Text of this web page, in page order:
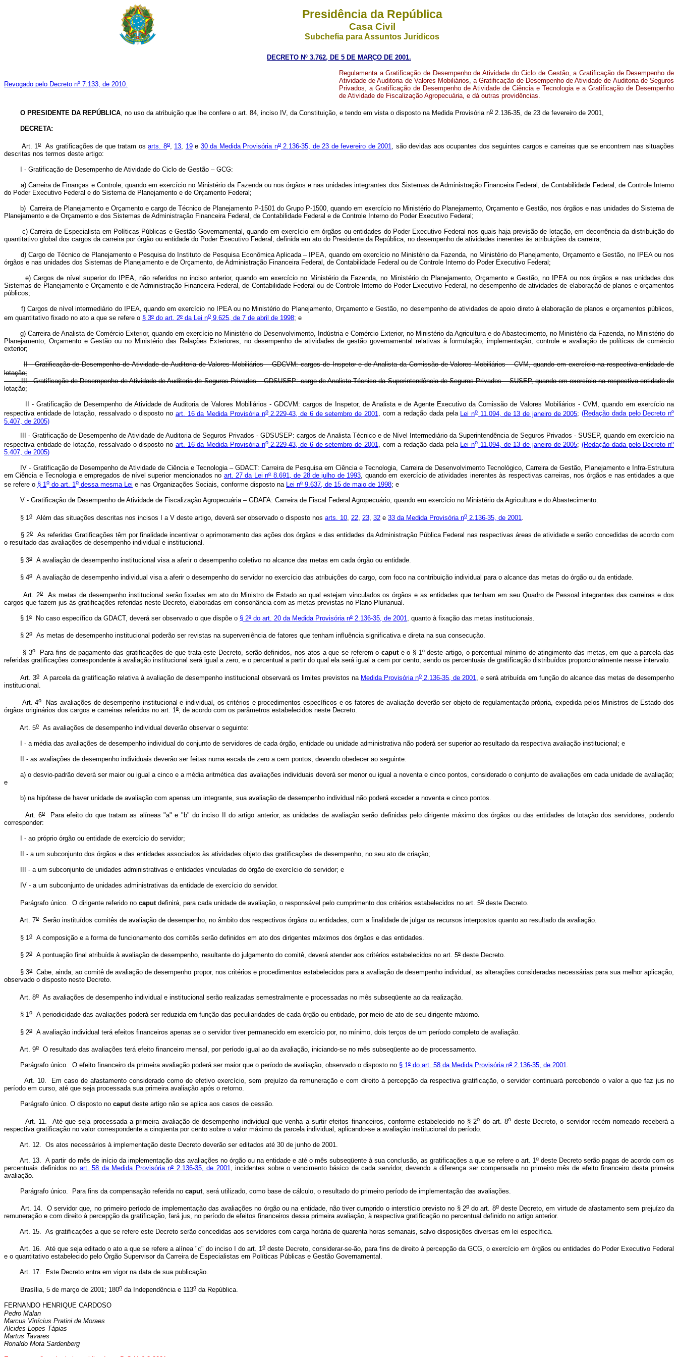
Presidência da República
Casa Civil
Subchefia para Assuntos Jurídicos
DECRETO Nº 3.762, DE 5 DE MARÇO DE 2001.
Revogado pelo Decreto nº 7.133, de 2010.
Regulamenta a Gratificação de Desempenho de Atividade do Ciclo de Gestão, a Gratificação de Desempenho de
Atividade de Auditoria de Valores Mobiliários, a Gratificação de Desempenho de Atividade de Auditoria de Seguros
Privados, a Gratificação de Desempenho de Atividade de Ciência e Tecnologia e a Gratificação de Desempenho
de Atividade de Fiscalização Agropecuária, e dá outras providências.
O PRESIDENTE DA REPÚBLICA, no uso da atribuição que lhe confere o art. 84, inciso IV, da Constituição, e tendo em vista o disposto na Medida Provisória no 2.136-35, de 23 de fevereiro de 2001,
DECRETA:
Art. 1oAs gratificações de que tratam osarts. 8o, 13 19e 30 da Medida Provisória no2.136-35, de 23 de fevereiro de 2001
, são devidas aos ocupantes dos seguintes cargos e carreiras que se encontrem nas situações
descritas nos termos deste artigo:
I - Gratificação de Desempenho de Atividade do Ciclo de Gestão – GCG:
a) Carreira de Finanças e Controle, quando em exercício no Ministério da Fazenda ou nos órgãos e nas unidades integrantes dos Sistemas de Administração Financeira Federal, de Contabilidade Federal, de Controle Interno
do Poder Executivo Federal e do Sistema de Planejamento e de Orçamento Federal;
b) Carreira de Planejamento e Orçamento e cargo de Técnico de Planejamento P-1501 do Grupo P-1500, quando em exercício no Ministério do Planejamento, Orçamento e Gestão, nos órgãos e nas unidades do Sistema de
Planejamento e de Orçamento e dos Sistemas de Administração Financeira Federal, de Contabilidade Federal e de Controle Interno do Poder Executivo Federal;
c) Carreira de Especialista em Políticas Públicas e Gestão Governamental, quando em exercício em órgãos ou entidades do Poder Executivo Federal nos quais haja previsão de lotação, em decorrência da distribuição do
quantitativo global dos cargos da carreira por órgão ou entidade do Poder Executivo Federal, definida em ato do Presidente da República, no desempenho de atividades inerentes às atribuições da carreira;
d) Cargo de Técnico de Planejamento e Pesquisa do Instituto de Pesquisa Econômica Aplicada – IPEA, quando em exercício no Ministério da Fazenda, no Ministério do Planejamento, Orçamento e Gestão, no IPEA ou nos
órgãos e nas unidades dos Sistemas de Planejamento e de Orçamento, de Administração Financeira Federal, de Contabilidade Federal ou de Controle Interno do Poder Executivo Federal;
e) Cargos de nível superior do IPEA, não referidos no inciso anterior, quando em exercício no Ministério da Fazenda, no Ministério do Planejamento, Orçamento e Gestão, no IPEA ou nos órgãos e nas unidades dos
Sistemas de Planejamento e Orçamento e de Administração Financeira Federal, de Contabilidade Federal ou de Controle Interno do Poder Executivo Federal, no desempenho de atividades de elaboração de planos e orçamentos
públicos;
f) Cargos de nível intermediário do IPEA, quando em exercício no IPEA ou no Ministério do Planejamento, Orçamento e Gestão, no desempenho de atividades de apoio direto à elaboração de planos e orçamentos públicos,
em quantitativo fixado no ato a que se refere o § 3º do art. 2º da Lei no 9.625, de 7 de abril de 1998; e
g) Carreira de Analista de Comércio Exterior, quando em exercício no Ministério do Desenvolvimento, Indústria e Comércio Exterior, no Ministério da Agricultura e do Abastecimento, no Ministério da Fazenda, no Ministério do
Planejamento, Orçamento e Gestão ou no Ministério das Relações Exteriores, no desempenho de atividades de gestão governamental relativas à formulação, implementação, controle e avaliação de políticas de comércio
exterior;
II - Gratificação de Desempenho de Atividade de Auditoria de Valores Mobiliários – GDCVM: cargos de Inspetor e de Analista da Comissão de Valores Mobiliários – CVM, quando em exercício na respectiva entidade de
lotação;
III - Gratificação de Desempenho de Atividade de Auditoria de Seguros Privados – GDSUSEP: cargo de Analista Técnico da Superintendência de Seguros Privados – SUSEP, quando em exercício na respectiva entidade de
lotação;
II - Gratificação de Desempenho de Atividade de Auditoria de Valores Mobiliários - GDCVM: cargos de Inspetor, de Analista e de Agente Executivo da Comissão de Valores Mobiliários - CVM, quando em exercício na
respectiva entidade de lotação, ressalvado o disposto no art. 16 da Medida Provisória no2.229-43, de 6 de setembro de 2001 , com a redação dada pela Lei no11.094, de 13 de janeiro de 2005;(Redação dada pelo Decreto nº
5.407, de 2005)
III - Gratificação de Desempenho de Atividade de Auditoria de Seguros Privados - GDSUSEP: cargos de Analista Técnico e de Nível Intermediário da Superintendência de Seguros Privados - SUSEP, quando em exercício na
respectiva entidade de lotação, ressalvado o disposto no art. 16 da Medida Provisória no2.229-43, de 6 de setembro de 2001 , com a redação dada pela Lei no11.094, de 13 de janeiro de 2005;(Redação dada pelo Decreto nº
5.407, de 2005)
IV - Gratificação de Desempenho de Atividade de Ciência e Tecnologia – GDACT: Carreira de Pesquisa em Ciência e Tecnologia, Carreira de Desenvolvimento Tecnológico, Carreira de Gestão, Planejamento e Infra-Estrutura
em Ciência e Tecnologia e empregados de nível superior mencionados no art. 27 da Lei nº8.691, de 28 de julho de 1993 , quando em exercício de atividades inerentes às respectivas carreiras, nos órgãos e nas entidades a que
se refere o § 1o do art. 1o dessa mesma Lei e nas Organizações Sociais, conforme disposto na Lei nº 9.637, de 15 de maio de 1998; e
V - Gratificação de Desempenho de Atividade de Fiscalização Agropecuária – GDAFA: Carreira de Fiscal Federal Agropecuário, quando em exercício no Ministério da Agricultura e do Abastecimento.
§ 1 o Além das situações descritas nos incisos I a V deste artigo, deverá ser observado o disposto nos arts. 10 22 23 32 e 33 da Medida Provisória no 2.136-35, de 2001
§ 2oAs referidas Gratificações têm por finalidade incentivar o aprimoramento das ações dos órgãos e das entidades da Administração Pública Federal nas respectivas áreas de atividade e serão concedidas de acordo com
o resultado das avaliações de desempenho individual e institucional.
§ 3o A avaliação de desempenho institucional visa a aferir o desempenho coletivo no alcance das metas em cada órgão ou entidade.
§ 4o A avaliação de desempenho individual visa a aferir o desempenho do servidor no exercício das atribuições do cargo, com foco na contribuição individual para o alcance das metas do órgão ou da entidade.
Art. 2oAs metas de desempenho institucional serão fixadas em ato do Ministro de Estado ao qual estejam vinculados os órgãos e as entidades que tenham em seu Quadro de Pessoal integrantes das carreiras e dos
cargos que fazem jus às gratificações referidas neste Decreto, elaboradas em consonância com as metas previstas no Plano Plurianual.
§ 1º No caso específico da GDACT, deverá ser observado o que dispõe o § 2º do art. 20 da Medida Provisória nº 2.136-35, de 2001 , quanto à fixação das metas institucionais.
§ 2o As metas de desempenho institucional poderão ser revistas na superveniência de fatores que tenham influência significativa e direta na sua consecução.
§ 3o Para fins de pagamento das gratificações de que trata este Decreto, serão definidos, nos atos a que se referem o capute o § 1ºdeste artigo, o percentual mínimo de atingimento das metas, em que a parcela das
referidas gratificações correspondente à avaliação institucional será igual a zero, e o percentual a partir do qual ela será igual a cem por cento, sendo os percentuais de gratificação distribuídos proporcionalmente nesse intervalo.
Art. 3oA parcela da gratificação relativa à avaliação de desempenho institucional observará os limites previstos na Medida Provisória no 2.136-35, de 2001
, e será atribuída em função do alcance das metas de desempenho
institucional.
Art. 4oNas avaliações de desempenho institucional e individual, os critérios e procedimentos específicos e os fatores de avaliação deverão ser objeto de regulamentação própria, expedida pelos Ministros de Estado dos
órgãos originários dos cargos e carreiras referidos no art. 1º, de acordo com os parâmetros estabelecidos neste Decreto.
Art. 5o As avaliações de desempenho individual deverão observar o seguinte:
I - a média das avaliações de desempenho individual do conjunto de servidores de cada órgão, entidade ou unidade administrativa não poderá ser superior ao resultado da respectiva avaliação institucional; e
II - as avaliações de desempenho individuais deverão ser feitas numa escala de zero a cem pontos, devendo obedecer ao seguinte:
a) o desvio-padrão deverá ser maior ou igual a cinco e a média aritmética das avaliações individuais deverá ser menor ou igual a noventa e cinco pontos, considerado o conjunto de avaliações em cada unidade de avaliação;
e
b) na hipótese de haver unidade de avaliação com apenas um integrante, sua avaliação de desempenho individual não poderá exceder a noventa e cinco pontos.
Art. 6o
Para efeito do que tratam as alíneas "a" e "b" do inciso II do artigo anterior, as unidades de avaliação serão definidas pelo dirigente máximo dos órgãos ou das entidades de lotação dos servidores, podendo
corresponder:
I - ao próprio órgão ou entidade de exercício do servidor;
II - a um subconjunto dos órgãos e das entidades associados às atividades objeto das gratificações de desempenho, no seu ato de criação;
III - a um subconjunto de unidades administrativas e entidades vinculadas do órgão de exercício do servidor; e
IV - a um subconjunto de unidades administrativas da entidade de exercício do servidor.
Parágrafo único. O dirigente referido no caputdefinirá, para cada unidade de avaliação, o responsável pelo cumprimento dos critérios estabelecidos no art. 5o deste Decreto.
Art. 7o Serão instituídos comitês de avaliação de desempenho, no âmbito dos respectivos órgãos ou entidades, com a finalidade de julgar os recursos interpostos quanto ao resultado da avaliação.
§ 1o A composição e a forma de funcionamento dos comitês serão definidos em ato dos dirigentes máximos dos órgãos e das entidades.
§ 2o A pontuação final atribuída à avaliação de desempenho, resultante do julgamento do comitê, deverá atender aos critérios estabelecidos no art. 5º deste Decreto.
§ 3oCabe, ainda, ao comitê de avaliação de desempenho propor, nos critérios e procedimentos estabelecidos para a avaliação de desempenho individual, as alterações consideradas necessárias para sua melhor aplicação,
observado o disposto neste Decreto.
Art. 8o As avaliações de desempenho individual e institucional serão realizadas semestralmente e processadas no mês subseqüente ao da realização.
§ 1o A periodicidade das avaliações poderá ser reduzida em função das peculiaridades de cada órgão ou entidade, por meio de ato de seu dirigente máximo.
§ 2o A avaliação individual terá efeitos financeiros apenas se o servidor tiver permanecido em exercício por, no mínimo, dois terços de um período completo de avaliação.
Art. 9o O resultado das avaliações terá efeito financeiro mensal, por período igual ao da avaliação, iniciando-se no mês subseqüente ao de processamento.
Parágrafo único. O efeito financeiro da primeira avaliação poderá ser maior que o período de avaliação, observado o disposto no § 1º do art. 58 da Medida Provisória nº 2.136-35, de 2001.
Art. 10. Em caso de afastamento considerado como de efetivo exercício, sem prejuízo da remuneração e com direito à percepção da respectiva gratificação, o servidor continuará percebendo o valor a que faz jus no
período em curso, até que seja processada sua primeira avaliação após o retorno.
Parágrafo único. O disposto no caputdeste artigo não se aplica aos casos de cessão.
Art. 11. Até que seja processada a primeira avaliação de desempenho individual que venha a surtir efeitos financeiros, conforme estabelecido no § 2odo art. 8odeste Decreto, o servidor recém nomeado receberá a
respectiva gratificação no valor correspondente a cinqüenta por cento sobre o valor máximo da parcela individual, aplicando-se a avaliação institucional do período.
Art. 12. Os atos necessários à implementação deste Decreto deverão ser editados até 30 de junho de 2001.
Art. 13. A partir do mês de início da implementação das avaliações no órgão ou na entidade e até o mês subseqüente à sua conclusão, as gratificações a que se refere o art. 1ºdeste Decreto serão pagas de acordo com os
percentuais definidos no art. 58 da Medida Provisória nº 2.136-35, de 2001 , incidentes sobre o vencimento básico de cada servidor, devendo a diferença ser compensada no primeiro mês de efeito financeiro desta primeira
avaliação.
Parágrafo único. Para fins da compensação referida no caput, será utilizado, como base de cálculo, o resultado do primeiro período de implementação das avaliações.
Art. 14. O servidor que, no primeiro período de implementação das avaliações no órgão ou na entidade, não tiver cumprido o interstício previsto no § 2odo art. 8odeste Decreto, em virtude de afastamento sem prejuízo da
remuneração e com direito à percepção da gratificação, fará jus, no período de efeitos financeiros dessa primeira avaliação, à respectiva gratificação no percentual definido no artigo anterior.
Art. 15. As gratificações a que se refere este Decreto serão concedidas aos servidores com carga horária de quarenta horas semanais, salvo disposições diversas em lei específica.
Art. 16. Até que seja editado o ato a que se refere a alínea "c" do inciso I do art. 1o deste Decreto, considerar-se-ão, para fins de direito à percepção da GCG, o exercício em órgãos ou entidades do Poder Executivo Federal
e o quantitativo estabelecido pelo Órgão Supervisor da Carreira de Especialistas em Políticas Públicas e Gestão Governamental.
Art. 17. Este Decreto entra em vigor na data de sua publicação.
Brasília, 5 de março de 2001; 180o da Independência e 113o da República.
FERNANDO HENRIQUE CARDOSO
Pedro Malan
Marcus Vinícius Pratini de Moraes
Alcides Lopes Tápias
Martus Tavares
Ronaldo Mota Sardenberg